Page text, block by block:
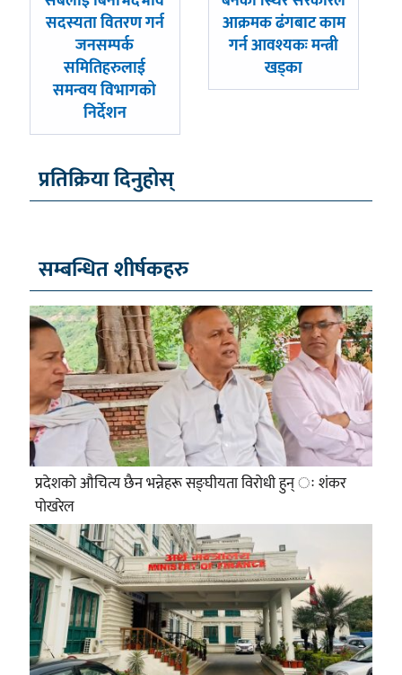
सदस्यता वितरण गर्न
जनसम्पर्क
समितिहरुलाई
समन्वय विभागको
निर्देशन
आक्रमक ढंगबाट काम
गर्न आवश्यकः मन्त्री
खड्का
प्रतिक्रिया दिनुहोस्
सम्बन्धित शीर्षकहरु
प्रदेशको औचित्य छैन भन्नेहरू सङ्घीयता विरोधी हुन् ः शंकर
पोखरेल